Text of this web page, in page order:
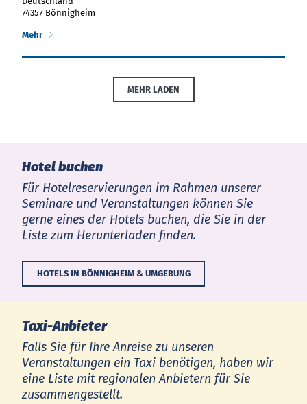
74357 Bönnigheim
Mehr
MEHR LADEN
Hotel buchen
Für Hotelreservierungen im Rahmen unserer
Seminare und Veranstaltungen können Sie
gerne eines der Hotels buchen, die Sie in der
Liste zum Herunterladen finden.
HOTELS IN BÖNNIGHEIM & UMGEBUNG
Taxi-Anbieter
Falls Sie für Ihre Anreise zu unseren
Veranstaltungen ein Taxi benötigen, haben wir
eine Liste mit regionalen Anbietern für Sie
zusammengestellt.